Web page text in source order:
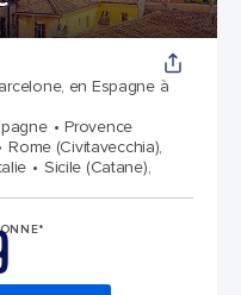
en Espagne à
Provence
Rome (Civitavecchia),
Sicile (Catane),